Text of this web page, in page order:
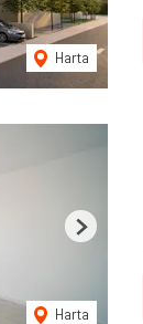
Harta
Harta
Next